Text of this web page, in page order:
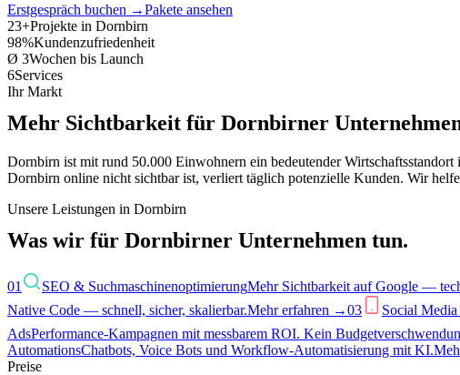
Erstgespräch buchen →Pakete ansehen
23+Projekte in Dornbirn
98%Kundenzufriedenheit
Ø 3Wochen bis Launch
6Services
Ihr Markt
Mehr Sichtbarkeit für Dornbirner
Dornbirn ist mit rund 50.000 Einwohnern ein bedeutender
Dornbirn online nicht sichtbar ist, verliert täglich potenzielle Kunden. Wir
Unsere Leistungen in Dornbirn
Was wir für Dornbirner Unternehmen tun.
01 SEO & SuchmaschinenoptimierungMehr Sichtbarkeit auf Google —
Native Code — schnell, sicher, skalierbar.Mehr erfahren →03 Social
AdsPerformance-Kampagnen mit messbarem ROI. Kein
AutomationsChatbots, Voice Bots und Workflow-Automatisierung mit KI.
Preise